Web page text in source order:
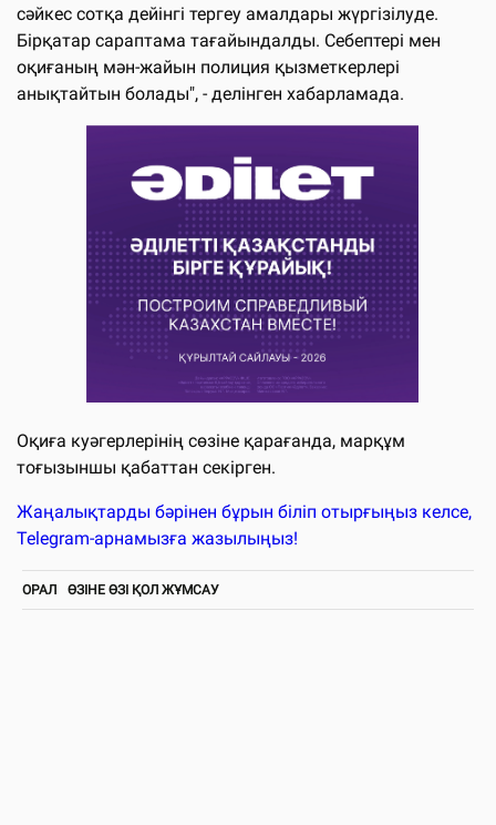
сәйкес сотқа дейінгі тергеу амалдары жүргізілуде.
Бірқатар сараптама тағайындалды. Себептері мен
оқиғаның мән-жайын полиция қызметкерлері
анықтайтын болады", - делінген хабарламада.
Оқиға куәгерлерінің сөзіне қарағанда, марқұм
тоғызыншы қабаттан секірген.
Жаңалықтарды бәрінен бұрын біліп отырғыңыз келсе,
Telegram-арнамызға жазылыңыз!
ОРАЛ ӨЗІНЕ ӨЗІ ҚОЛ ЖҰМСАУ